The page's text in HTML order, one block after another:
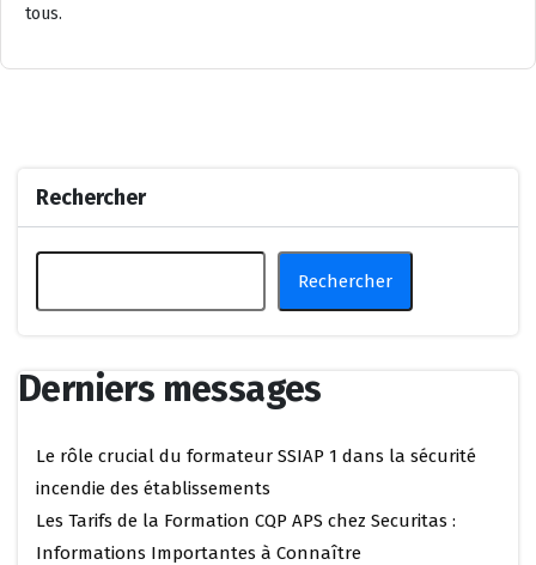
tous.
Rechercher
Rechercher
Derniers messages
Le rôle crucial du formateur SSIAP 1 dans la sécurité
incendie des établissements
Les Tarifs de la Formation CQP APS chez Securitas :
Informations Importantes à Connaître